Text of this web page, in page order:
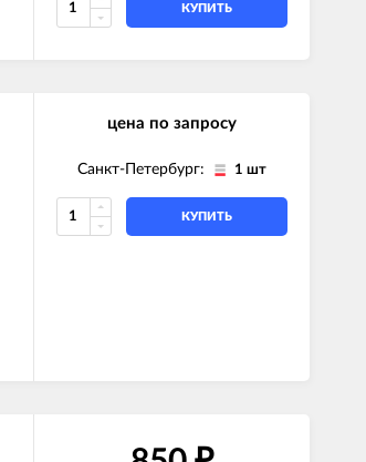
КУПИТЬ
цена по запросу
Санкт-Петербург: 1 шт
КУПИТЬ